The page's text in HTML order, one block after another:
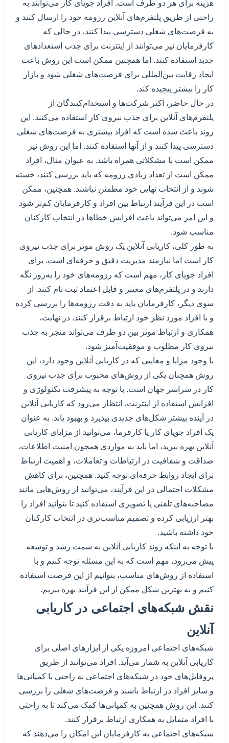
هزینه برای هر دو طرف است. افراد جویای کار می‌توانند به
راحتی از طریق پلتفرم‌های آنلاین رزومه خود را ارسال کنند و
به فرصت‌های شغلی دسترسی پیدا کنند، در حالی که
کارفرمایان نیز می‌توانند از اینترنت برای جذب استعدادهای
جدید استفاده کنند. اما همچنین ممکن است این روش باعث
ایجاد رقابت بین‌المللی برای فرصت‌های شغلی شود و بازار
کار را بیشتر پیچیده کند.
در حال حاضر، اکثر شرکت‌ها و استخدام‌کنندگان از
پلتفرم‌های آنلاین برای جذب نیروی کار استفاده می‌کنند. این
روند باعث شده است که افراد بیشتری به فرصت‌های شغلی
دسترسی پیدا کنند و از آنها استفاده کنند. اما این روش نیز
ممکن است با مشکلاتی همراه باشد. به عنوان مثال، افراد
ممکن است از تعداد زیادی رزومه که باید بررسی کنند، خسته
شوند و از انتخاب نهایی خود مطمئن نباشند. همچنین، ممکن
است در این فرآیند ارتباط بین افراد و کارفرمایان کم‌تر شود
و این امر می‌تواند باعث افزایش خطاها در انتخاب کارکنان
مناسب شود.
به طور کلی، کاریابی آنلاین یک روش موثر برای جذب نیروی
کار است اما نیازمند مدیریت دقیق و حرفه‌ای است. برای
افراد جویای کار، مهم است که رزومه‌های خود را به‌روز نگه
دارند و در پلتفرم‌های معتبر و قابل اعتماد ثبت نام کنند. از
سوی دیگر، کارفرمایان باید به دقت رزومه‌ها را بررسی کرده
و با افراد مورد نظر خود ارتباط برقرار کنند. در نهایت،
همکاری و ارتباط موثر بین دو طرف می‌تواند منجر به جذب
نیروی کار مطلوب و موفقیت‌آمیز شود.
با وجود مزایا و معایبی که در کاریابی آنلاین وجود دارد، این
روش همچنان یکی از روش‌های محبوب برای جذب نیروی
کار در سراسر جهان است. با توجه به پیشرفت تکنولوژی و
افزایش استفاده از اینترنت، انتظار می‌رود که کاریابی آنلاین
در آینده بیشتر شکل‌های جدیدی بپذیرد و بهبود یابد. به عنوان
یک افراد جویای کار یا کارفرما، می‌توانید از مزایای کاریابی
آنلاین بهره ببرید، اما باید به مواردی همچون امنیت اطلاعات،
صداقت و شفافیت در ارتباطات و تعاملات، و اهمیت ارتباط
برای ایجاد روابط حرفه‌ای توجه کنید. همچنین، برای کاهش
مشکلات احتمالی در این فرآیند، می‌توانید از روش‌هایی مانند
مصاحبه‌های تلفنی یا تصویری استفاده کنید تا بتوانید افراد را
بهتر ارزیابی کرده و تصمیم مناسب‌تری در انتخاب کارکنان
خود داشته باشید.
با توجه به اینکه روند کاریابی آنلاین به سمت رشد و توسعه
پیش می‌رود، مهم است که به این مسئله توجه کنیم و با
استفاده از روش‌های مناسب، بتوانیم از این فرصت استفاده
کنیم و به بهترین شکل ممکن از این فرآیند بهره ببریم.
نقش شبکه‌های اجتماعی در کاریابی
آنلاین
شبکه‌های اجتماعی امروزه یکی از ابزارهای اصلی برای
کاریابی آنلاین به شمار می‌آید. افراد می‌توانند از طریق
پروفایل‌های خود در شبکه‌های اجتماعی به راحتی با کمپانی‌ها
و سایر افراد در ارتباط باشند و فرصت‌های شغلی را بررسی
کنند. این روش همچنین به کمپانی‌ها کمک می‌کند تا به راحتی
با افراد متمایل به همکاری ارتباط برقرار کنند.
شبکه‌های اجتماعی به کارفرمایان این امکان را می‌دهند که